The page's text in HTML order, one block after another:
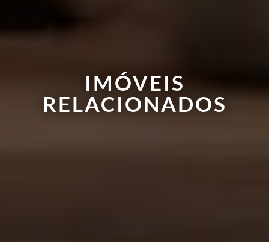
IMÓVEIS
RELACIONADOS